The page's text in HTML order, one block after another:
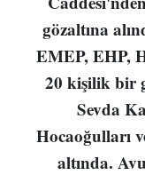
gözaltına
EMEP, EHP,
20 kişilik bir
Sevda
Hocaoğulları
altında.